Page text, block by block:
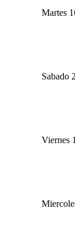
Martes
Sabado
Viernes